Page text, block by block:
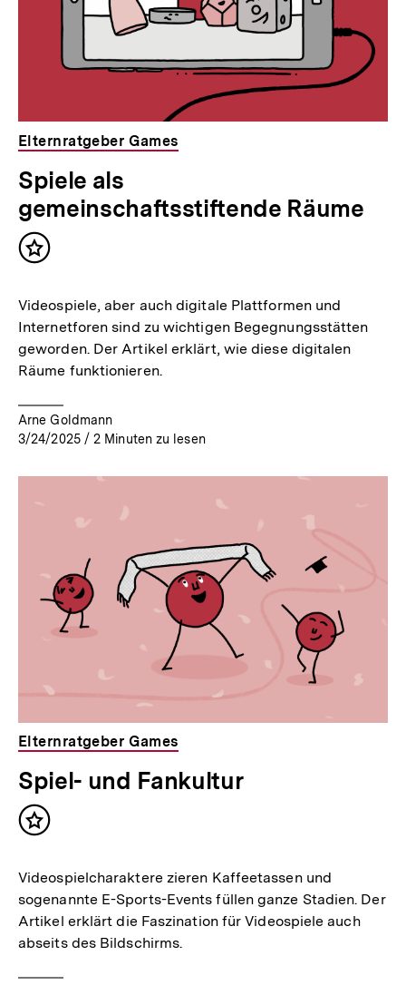
Elternratgeber Games
Spiele als
gemeinschaftsstiftende Räume
Inhalt
Videospiele, aber auch digitale Plattformen und
Internetforen sind zu wichtigen Begegnungsstätten
geworden. Der Artikel erklärt, wie diese digitalen
Räume funktionieren.
Arne Goldmann
3/24/2025 / 2 Minuten zu lesen
Elternratgeber Games
Spiel- und Fankultur
Inhalt
Videospielcharaktere zieren Kaffeetassen und
sogenannte E-Sports-Events füllen ganze Stadien. Der
Artikel erklärt die Faszination für Videospiele auch
abseits des Bildschirms.